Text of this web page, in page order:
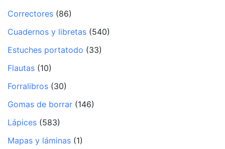
Correctores (86)
Cuadernos y libretas (540)
Estuches portatodo (33)
Flautas (10)
Forralibros (30)
Gomas de borrar (146)
Lápices (583)
Mapas y láminas (1)